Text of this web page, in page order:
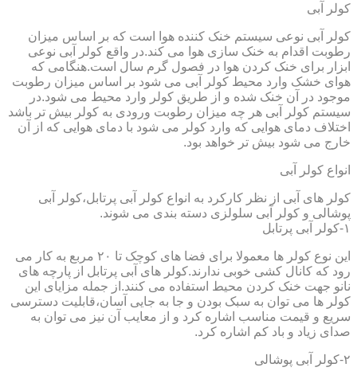
کولر آبی
کولر آبی نوعی سیستم خنک کننده هوا است که بر اساس میزان
رطوبت اقدام به خنک سازی هوا می کند.در واقع کولر آبی نوعی
ابزار برای خنک کردن هوا در فصول گرم سال است.هنگامی که
هوای خشک وارد محیط کولر آبی می شود بر اساس میزان رطوبت
موجود در آن خنک شده و از طریق کولر وارد محیط می شود.در
سیستم کولر آبی هر چه میزان رطوبت ورودی به کولر بیش تر باشد
اختلاف دمای هوایی که وارد کولر می شود با دمای هوایی که از آن
خارج می شود بیش تر خواهد بود.
انواع کولر آبی
کولر های آبی از نظر کارکرد به انواع کولر آبی پرتابل،کولر آبی
پوشالی و کولر آبی سلولزی دسته بندی می شوند.
۱-کولر آبی پرتابل
این نوع کولر ها معمولا برای فضا های کوچک تا ۲۰ مربع به کار می
رود که کانال کشی خوبی ندارند.کولر های آبی پرتابل از پارچه های
نانو جهت خنک کردن محیط استفاده می کنند.از جمله مزایای این
کولر ها می توان به سبک بودن و جا به جایی آسان،قابلیت دسترسی
سریع و قیمت مناسب اشاره کرد و از معایب آن نیز می توان به
صدای زیاد و باد کم اشاره کرد.
۲-کولر آبی پوشالی